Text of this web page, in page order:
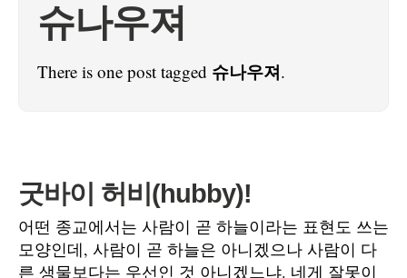
슈나우져
There is one post tagged 슈나우져.
굿바이 허비(hubby)!
어떤 종교에서는 사람이 곧 하늘이라는 표현도 쓰는
모양인데, 사람이 곧 하늘은 아니겠으나 사람이 다
른 생물보다는 우선인 것 아니겠느냐. 네게 잘못이